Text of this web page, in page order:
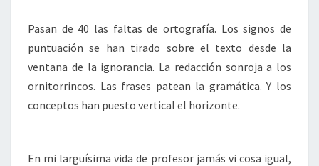
Pasan de 40 las faltas de ortografía. Los signos de
puntuación se han tirado sobre el texto desde la
ventana de la ignorancia. La redacción sonroja a los
ornitorrincos. Las frases patean la gramática. Y los
conceptos han puesto vertical el horizonte.
En mi larguísima vida de profesor jamás vi cosa igual,